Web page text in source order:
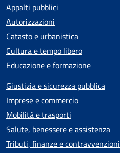
Appalti pubblici
Autorizzazioni
Catasto e urbanistica
Cultura e tempo libero
Educazione e formazione
Giustizia e sicurezza pubblica
Imprese e commercio
Mobilità e trasporti
Salute, benessere e assistenza
Tributi, finanze e contravvenzioni